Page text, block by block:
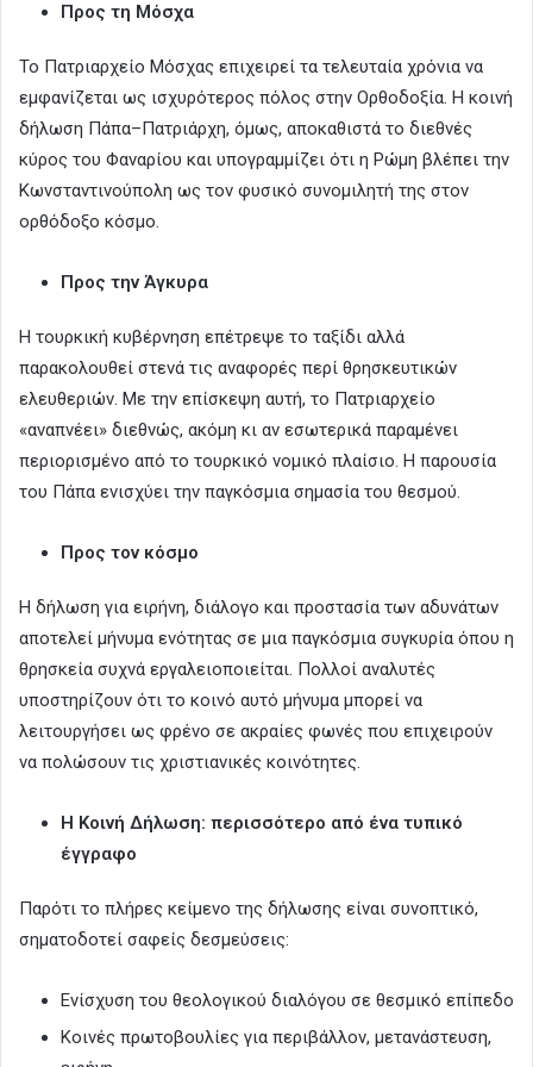
Προς τη Μόσχα
Το Πατριαρχείο Μόσχας επιχειρεί τα τελευταία χρόνια να
εμφανίζεται ως ισχυρότερος πόλος στην Ορθοδοξία. Η κοινή
δήλωση Πάπα–Πατριάρχη, όμως, αποκαθιστά το διεθνές
κύρος του Φαναρίου και υπογραμμίζει ότι η Ρώμη βλέπει την
Κωνσταντινούπολη ως τον φυσικό συνομιλητή της στον
ορθόδοξο κόσμο.
Προς την Άγκυρα
Η τουρκική κυβέρνηση επέτρεψε το ταξίδι αλλά
παρακολουθεί στενά τις αναφορές περί θρησκευτικών
ελευθεριών. Με την επίσκεψη αυτή, το Πατριαρχείο
«αναπνέει» διεθνώς, ακόμη κι αν εσωτερικά παραμένει
περιορισμένο από το τουρκικό νομικό πλαίσιο. Η παρουσία
του Πάπα ενισχύει την παγκόσμια σημασία του θεσμού.
Προς τον κόσμο
Η δήλωση για ειρήνη, διάλογο και προστασία των αδυνάτων
αποτελεί μήνυμα ενότητας σε μια παγκόσμια συγκυρία όπου η
θρησκεία συχνά εργαλειοποιείται. Πολλοί αναλυτές
υποστηρίζουν ότι το κοινό αυτό μήνυμα μπορεί να
λειτουργήσει ως φρένο σε ακραίες φωνές που επιχειρούν
να πολώσουν τις χριστιανικές κοινότητες.
Η Κοινή Δήλωση: περισσότερο από ένα τυπικό
έγγραφο
Παρότι το πλήρες κείμενο της δήλωσης είναι συνοπτικό,
σηματοδοτεί σαφείς δεσμεύσεις:
Ενίσχυση του θεολογικού διαλόγου σε θεσμικό επίπεδο
Κοινές πρωτοβουλίες για περιβάλλον, μετανάστευση,